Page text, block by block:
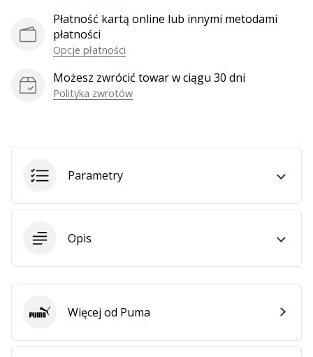
jako
ambasador
Weplayhandball
artykuły
Płatność kartą online lub innymi metodami
płatności
Opcje płatności
Możesz zwrócić towar w ciągu 30 dni
Polityka zwrotów
Parametry
Opis
Puma Więcej od Puma